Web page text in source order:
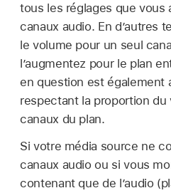
tous les réglages que vous
canaux audio. En d’autres
le volume pour un seul
l’augmentez pour le plan
en question est également
respectant la proportion du
canaux du plan.
Si votre média source ne
canaux audio ou si vous
contenant que de l’audio